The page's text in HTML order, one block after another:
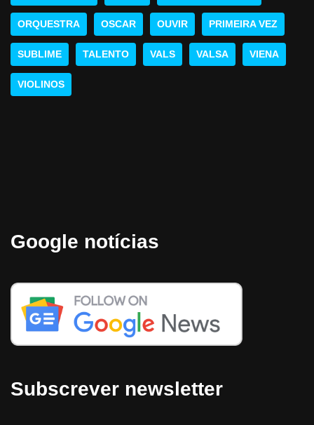
ORQUESTRA OSCAR OUVIR PRIMEIRA VEZ
SUBLIME TALENTO VALS VALSA VIENA
VIOLINOS
Google notícias
Subscrever newsletter